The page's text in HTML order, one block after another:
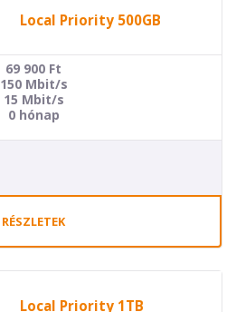
Local Priority 500GB
69 900 Ft
150 Mbit/s
15 Mbit/s
0 hónap
RÉSZLETEK
Local Priority 1TB